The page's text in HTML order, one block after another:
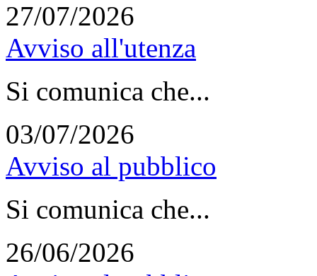
27/07/2026
Avviso all'utenza
Si comunica che...
03/07/2026
Avviso al pubblico
Si comunica che...
26/06/2026